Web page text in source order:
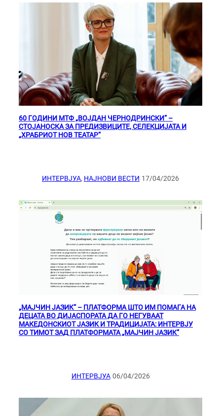
60 ГОДИНИ МТФ „ВОЈДАН ЧЕРНОДРИНСКИ“ –
СТОЈАНОСКА ЗА ПРЕДИЗВИЦИТЕ, СЕЛЕКЦИЈАТА И
„ХРАБРИОТ НОВ ТЕАТАР“
ИНТЕРВЈУА, НАЈНОВИ ВЕСТИ 17/04/2026
„МАЈЧИН ЈАЗИК“ – ПЛАТФОРМА ШТО ИМ ПОМАГА НА
ДЕЦАТА ВО ДИЈАСПОРАТА ДА ГО НЕГУВААТ
МАКЕДОНСКИОТ ЈАЗИК И ТРАДИЦИЈАТА: ИНТЕРВЈУ
СО ТИМОТ ЗАД ПЛАТФОРМАТА „МАЈЧИН ЈАЗИК“
ИНТЕРВЈУА| 06/04/2026